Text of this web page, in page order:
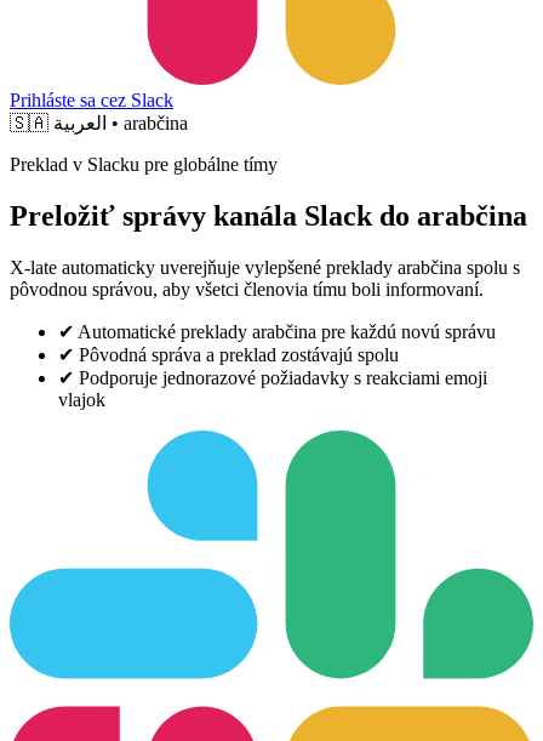
Prihláste sa cez Slack
🇸🇦
العربية • arabčina
Preklad v Slacku pre globálne tímy
Preložiť správy kanála Slack do arabčina
X-late automaticky uverejňuje vylepšené preklady arabčina spolu s
pôvodnou správou, aby všetci členovia tímu boli informovaní.
✔ Automatické preklady arabčina pre každú novú správu
✔ Pôvodná správa a preklad zostávajú spolu
✔ Podporuje jednorazové požiadavky s reakciami emoji
vlajok